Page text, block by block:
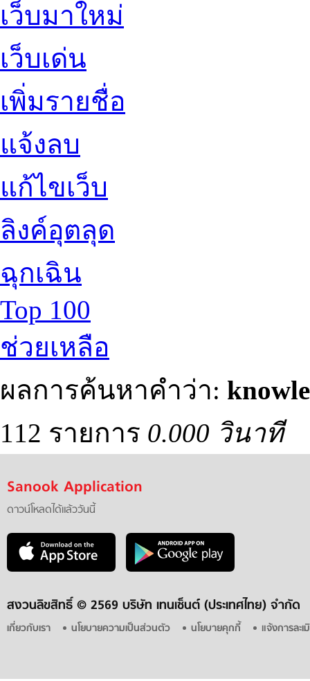
เว็บมาใหม่
เว็บเด่น
เพิ่มรายชื่อ
แจ้งลบ
แก้ไขเว็บ
ลิงค์อุตลุด
ฉุกเฉิน
Top 100
ช่วยเหลือ
ผลการค้นหาคำว่า:
112 รายการ 0.000 วินาที
Sanook Application
ดาวน์โหลดได้แล้ววันนี้
สงวนลิขสิทธิ์ © 2569 บริษัท เทนเซ็นต์ (ประเทศไทย) จำกัด
เกี่ยวกับเรา นโยบายความเป็นส่วนตัว นโยบายคุกกี้ แจ้งการละ